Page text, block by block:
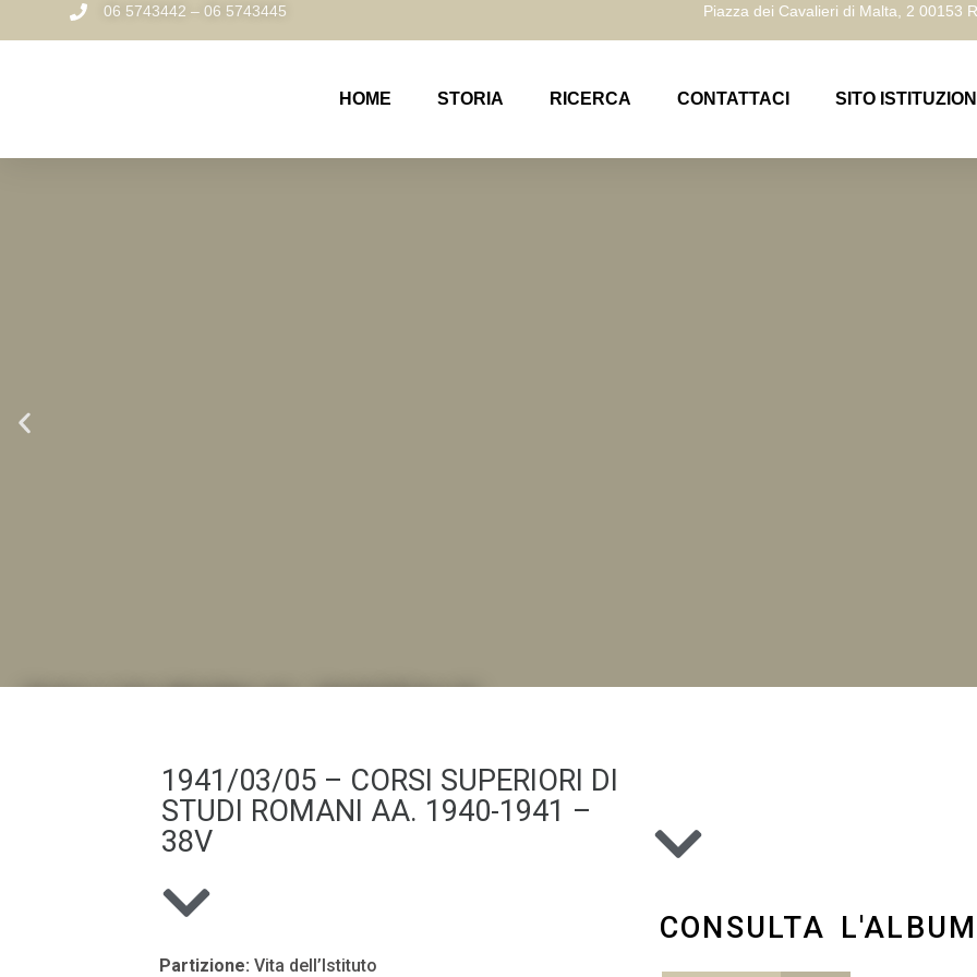
06 5743442 – 06 5743445 Piazza dei Cavalieri di Malta, 2 00153
HOME STORIA RICERCA CONTATTACI SITO
.LA "VITA DELL'ISTITUTO" ATTRAVERSO LE IMMAGINI
1941/03/05 – CORSI SUPERIORI DI
STUDI ROMANI AA. 1940-1941 –
38V
Partizione: Vita dell’Istituto
CONSULTA L'ALBUM